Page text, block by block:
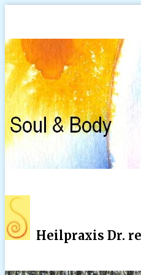
Heilpraxis Dr.